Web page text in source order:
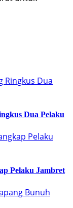
Dua Pelaku
Pelaku Jambret